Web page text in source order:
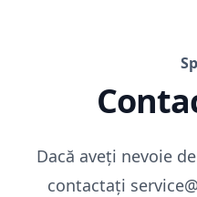
Dacă aveți nevoie
contactați